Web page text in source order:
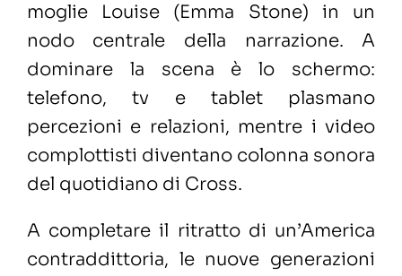
moglie Louise (Emma Stone) in un
nodo centrale della narrazione. A
dominare la scena è lo schermo:
telefono, tv e tablet plasmano
percezioni e relazioni, mentre i video
complottisti diventano colonna sonora
del quotidiano di Cross.
A completare il ritratto di un’America
contraddittoria, le nuove generazioni